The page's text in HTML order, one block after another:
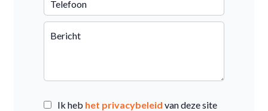
Ik heb het privacybeleid van deze site